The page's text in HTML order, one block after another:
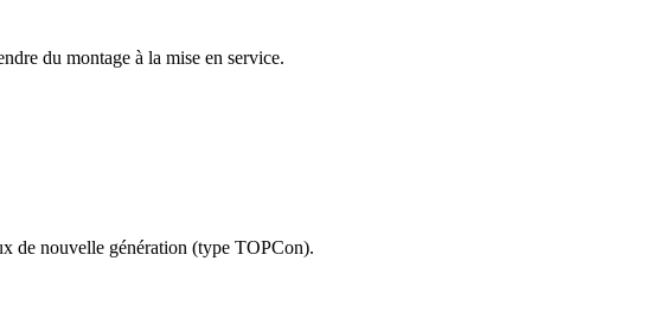
du montage à la mise en service.
de nouvelle génération (type TOPCon).